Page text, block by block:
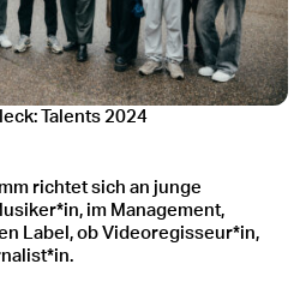
Talents 2024
richtet sich an junge
im Management,
Label, ob Videoregisseur*in,